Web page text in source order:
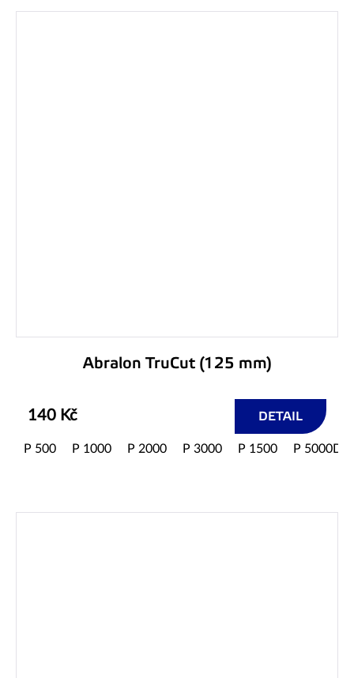
Abralon TruCut (125 mm)
140 Kč DETAIL
P 500 P 1000 P 2000 P 3000 P 1500 P 5000D